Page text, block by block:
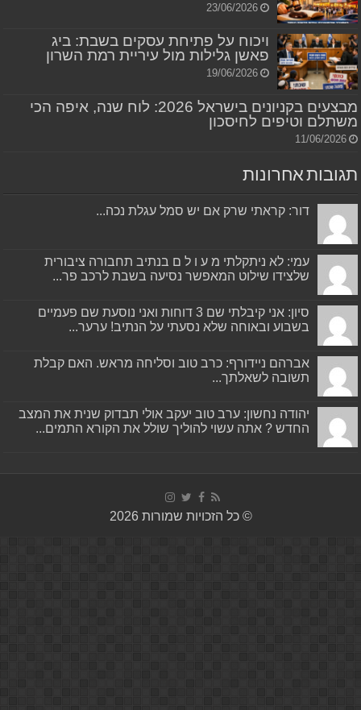
23/06/2026
ויכוח על פתיחת עסקים בשבת: ביג
פאשן גלילות מול עיריית רמת השרון
19/06/2026
מבצעים בקניונים בישראל 2026: לוח שנה, איפה הכי
משתלם וטיפים לחיסכון
11/06/2026
תגובות אחרונות
דור: קראתי שרק אם יש סמל עגלת נכה...
עמי: לא ניתקלתי מ ע ו ל ם בנתיב תחבורה ציבורית
שלצידו שילוט המאפשר נסיעה בשבת לרכב פר...
סיון: אני קיבלתי שם 3 דוחות ואני נוסעת שם פעמיים
בשבוע ובאוחה שלא נסעתי על הנתיב! ערער...
אברהם ניידורף: כרב טוב וסליחה מראש. האם קבלת
תשובה לשאלתך...
יהודה נחשון: ערב טוב יעקב אולי תבדוק שנית את המצב
החדש ? אתה עשוי להוליך שולל את הקורא התמים...
© כל הזכויות שמורות 2026